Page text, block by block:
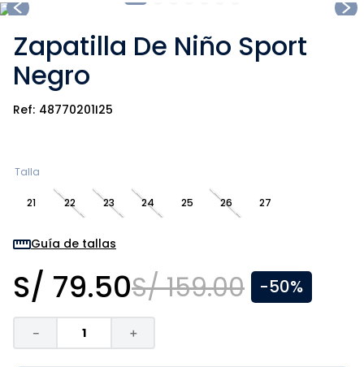
Zapatilla De Niño Sport
Negro
48770201I25
Talla
21 22 23 24 25 26 27
Guía de tallas
S/ 79.50S/ 159.00 -50%
＋
－
2.
3.
medias
4.
sandalias
10. sandalias niño